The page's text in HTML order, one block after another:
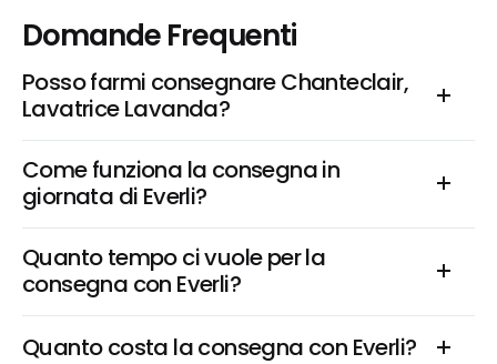
Domande Frequenti
Posso farmi consegnare Chanteclair,
Lavatrice Lavanda?
Come funziona la consegna in
giornata di Everli?
Quanto tempo ci vuole per la
consegna con Everli?
Quanto costa la consegna con Everli?